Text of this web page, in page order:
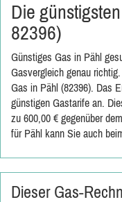
Die
82396)
Günstiges Gas in Pähl
Gasvergleich genau
Gas in Pähl (82396). Das
günstigen Gastarife an.
zu 600,00 € gegenüber
für Pähl kann Sie auch
Dieser Gas-